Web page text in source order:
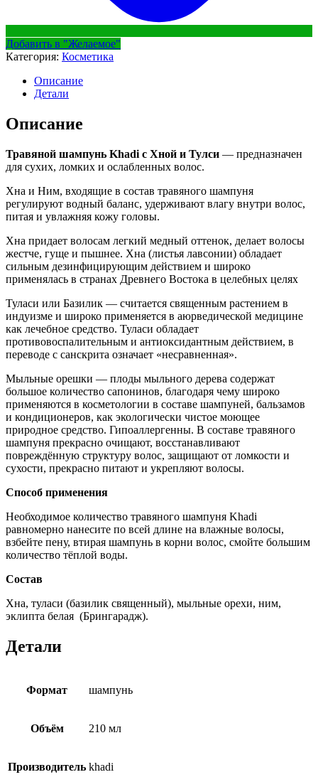
Добавить в "Желаемое"
Категория: Косметика
Описание
Детали
Описание
Травяной шампунь Khadi с Хной и Тулси — предназначен
для сухих, ломких и ослабленных волос.
Хна и Ним, входящие в состав травяного шампуня
регулируют водный баланс, удерживают влагу внутри волос,
питая и увлажняя кожу головы.
Хна придает волосам легкий медный оттенок, делает волосы
жестче, гуще и пышнее. Хна (листья лавсонии) обладает
сильным дезинфицирующим действием и широко
применялась в странах Древнего Востока в целебных целях
Туласи или Базилик ― считается священным растением в
индуизме и широко применяется в аюрведической медицине
как лечебное средство. Туласи обладает
противовоспалительным и антиоксидантным действием, в
переводе с санскрита означает «несравненная».
Мыльные орешки — плоды мыльного дерева содержат
большое количество сапонинов, благодаря чему широко
применяются в косметологии в составе шампуней, бальзамов
и кондиционеров, как экологически чистое моющее
природное средство. Гипоаллергенны. В составе травяного
шампуня прекрасно очищают, восстанавливают
повреждённую структуру волос, защищают от ломкости и
сухости, прекрасно питают и укрепляют волосы.
Способ применения
Необходимое количество травяного шампуня Khadi
равномерно нанесите по всей длине на влажные волосы,
взбейте пену, втирая шампунь в корни волос, смойте большим
количество тёплой воды.
Состав
Хна, туласи (базилик священный), мыльные орехи, ним,
эклипта белая (Брингарадж).
Детали
Формат шампунь
Объём 210 мл
Производитель khadi